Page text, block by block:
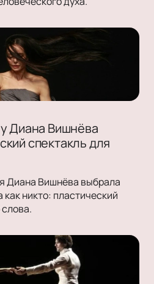
Диана Вишнёва
спектакль для
Диана Вишнёва выбрала
никто: пластический